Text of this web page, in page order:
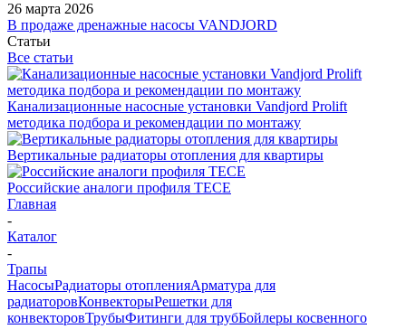
26 марта 2026
В продаже дренажные насосы VANDJORD
Статьи
Все статьи
Канализационные насосные установки Vandjord Prolift
методика подбора и рекомендации по монтажу
Вертикальные радиаторы отопления для квартиры
Российские аналоги профиля TECE
Главная
-
Каталог
-
Трапы
НасосыРадиаторы отопленияАрматура для
радиаторовКонвекторыРешетки для
конвекторовТрубыФитинги для трубБойлеры косвенного